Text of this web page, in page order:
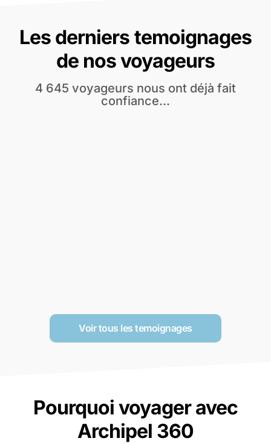
Les derniers temoignages
de nos voyageurs
4 645 voyageurs nous ont déjà fait
confiance...
Voir tous les temoignages
Pourquoi voyager avec
Archipel 360